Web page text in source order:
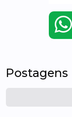
Postagens